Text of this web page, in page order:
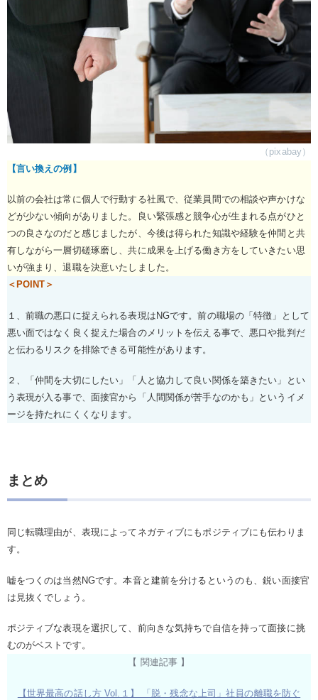
（pixabay）
【言い換えの例】
以前の会社は常に個人で行動する社風で、従業員間での相談や声かけな
どが少ない傾向がありました。良い緊張感と競争心が生まれる点がひと
つの良さなのだと感じましたが、今後は得られた知識や経験を仲間と共
有しながら一層切磋琢磨し、共に成果を上げる働き方をしていきたい思
いが強まり、退職を決意いたしました。
＜POINT＞
１、前職の悪口に捉えられる表現はNGです。前の職場の「特徴」として
悪い面ではなく良く捉えた場合のメリットを伝える事で、悪口や批判だ
と伝わるリスクを排除できる可能性があります。
２、「仲間を大切にしたい」「人と協力して良い関係を築きたい」とい
う表現が入る事で、面接官から「人間関係が苦手なのかも」というイメ
ージを持たれにくくなります。
まとめ
同じ転職理由が、表現によってネガティブにもポジティブにも伝わりま
す。
嘘をつくのは当然NGです。本音と建前を分けるというのも、鋭い面接官
は見抜くでしょう。
ポジティブな表現を選択して、前向きな気持ちで自信を持って面接に挑
むのがベストです。
【 関連記事 】
【世界最高の話し方 Vol.１】 「脱・残念な上司」社員の離職を防ぐ